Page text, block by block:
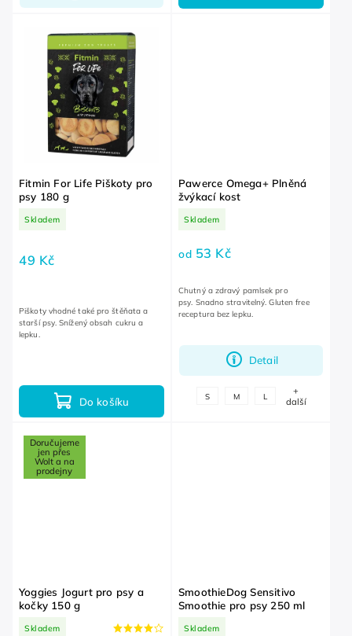
Fitmin For Life Piškoty pro
psy 180 g
Skladem
49 Kč
Do košíku
Piškoty vhodné také pro štěňata a
starší psy. Snížený obsah cukru a
lepku.
Pawerce Omega+ Plněná
žvýkací kost
Skladem
od 53 Kč
Detail
Chutný a zdravý pamlsek pro
psy. Snadno stravitelný. Gluten free
receptura bez lepku.
S M L
+
další
Doručujeme
jen přes
Wolt a na
prodejny
Yoggies Jogurt pro psy a
kočky 150 g
Skladem
SmoothieDog Sensitivo
Smoothie pro psy 250 ml
Skladem